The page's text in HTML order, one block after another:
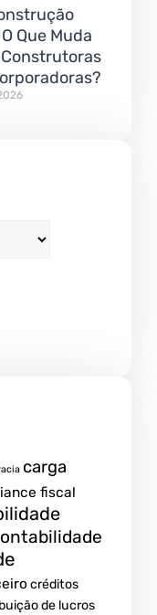
Que Muda
carga
fiscal
créditos
de lucros